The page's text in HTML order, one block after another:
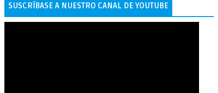
SUSCRÍBASE A NUESTRO CANAL DE YOUTUBE